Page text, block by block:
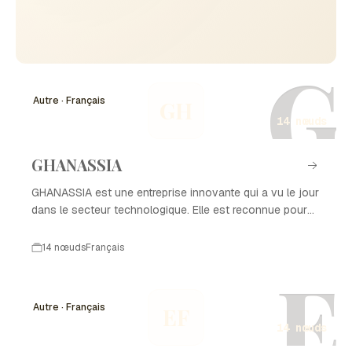
G
Autre · Français
14 nœuds
GHANASSIA
GHANASSIA est une entreprise innovante qui a vu le jour
dans le secteur technologique. Elle est reconnue pour
l'innovation. Au fil des ans, GHANASSIA a su s'imposer
14 nœudsFrançais
E
Autre · Français
14 nœuds